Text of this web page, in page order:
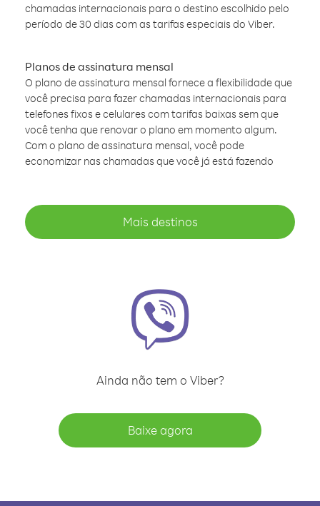
chamadas internacionais para o destino escolhido pelo
período de 30 dias com as tarifas especiais do Viber.
Planos de assinatura mensal
O plano de assinatura mensal fornece a flexibilidade que
você precisa para fazer chamadas internacionais para
telefones fixos e celulares com tarifas baixas sem que
você tenha que renovar o plano em momento algum.
Com o plano de assinatura mensal, você pode
economizar nas chamadas que você já está fazendo
Mais destinos
Ainda não tem o Viber?
Baixe agora